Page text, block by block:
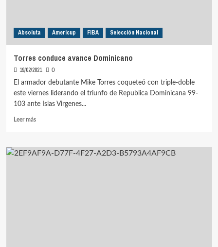
Absoluta Americup FIBA Selección Nacional
Torres conduce avance Dominicano
19/02/2021
0
El armador debutante Mike Torres coqueteó con triple-doble
este viernes liderando el triunfo de Republica Dominicana 99-
103 ante Islas Virgenes...
Leer másLeer
Torres
conduce